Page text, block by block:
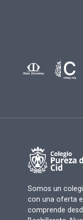
Somos un
con una oferta
comprende